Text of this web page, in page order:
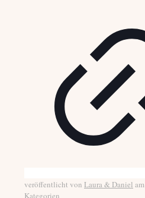
veröffentlicht von Laura & Daniel am
Kategorien